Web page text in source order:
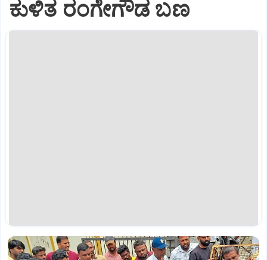
ಕುಳಿತ ರಂಗೇಗೌಡ ಬಣ